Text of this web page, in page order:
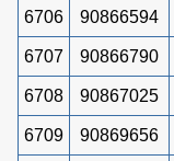
6706 90866594
6707 90866790
6708 90867025
6709 90869656